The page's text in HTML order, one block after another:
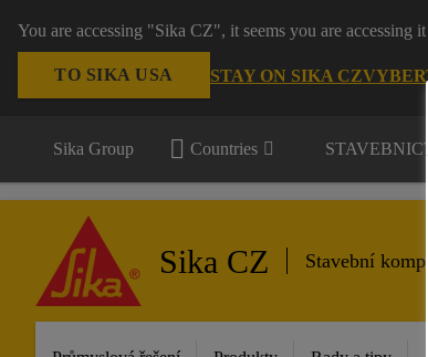
You are accessing "Sika CZ", it seems you are
TO SIKA USA STAY ON SIKA CZ
Sika Group Countries
Sika CZ Stavební